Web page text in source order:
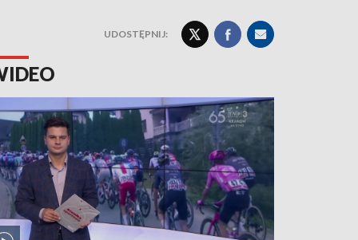
UDOSTĘPNIJ: